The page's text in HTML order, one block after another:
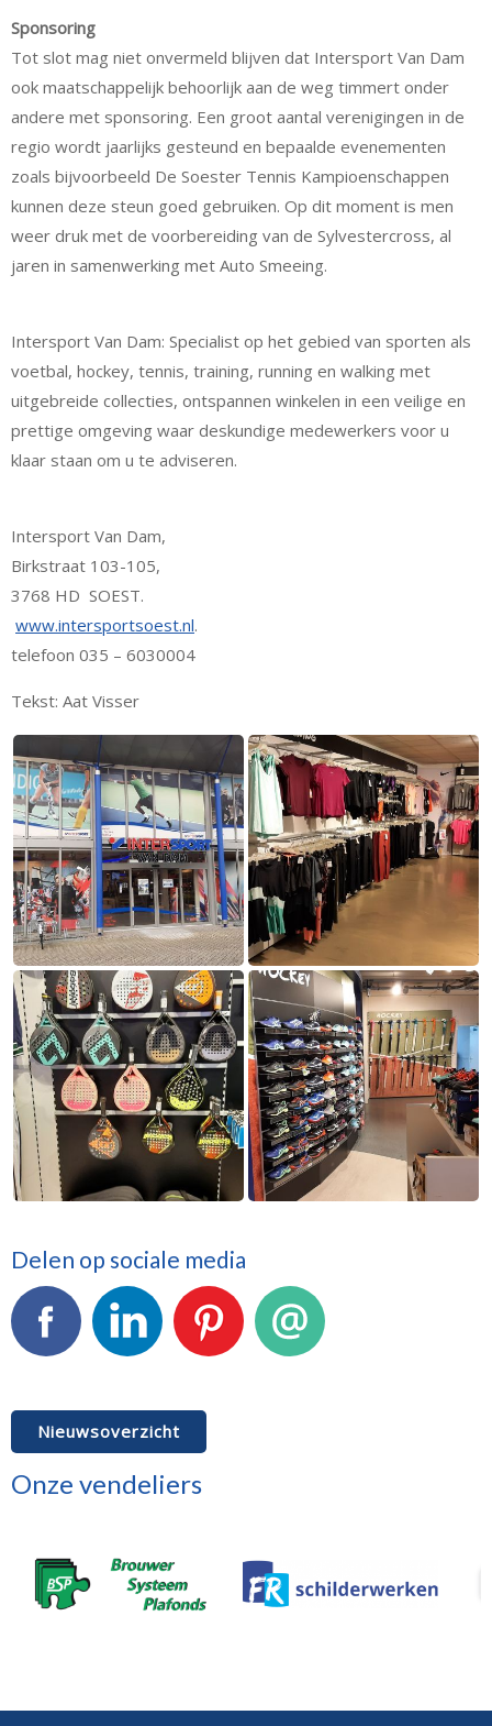
Sponsoring
Tot slot mag niet onvermeld blijven dat Intersport Van Dam
ook maatschappelijk behoorlijk aan de weg timmert onder
andere met sponsoring. Een groot aantal verenigingen in de
regio wordt jaarlijks gesteund en bepaalde evenementen
zoals bijvoorbeeld De Soester Tennis Kampioenschappen
kunnen deze steun goed gebruiken. Op dit moment is men
weer druk met de voorbereiding van de Sylvestercross, al
jaren in samenwerking met Auto Smeeing.
Intersport Van Dam: Specialist op het gebied van sporten als
voetbal, hockey, tennis, training, running en walking met
uitgebreide collecties, ontspannen winkelen in een veilige en
prettige omgeving waar deskundige medewerkers voor u
klaar staan om u te adviseren.
Intersport Van Dam,
Birkstraat 103-105,
3768 HD SOEST.
www.intersportsoest.nl.
telefoon 035 – 6030004
Tekst: Aat Visser
Delen op sociale media
Nieuwsoverzicht
Onze vendeliers